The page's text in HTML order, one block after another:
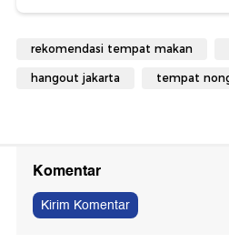
rekomendasi tempat makan
hangout jakarta tempat
Komentar
Kirim Komentar